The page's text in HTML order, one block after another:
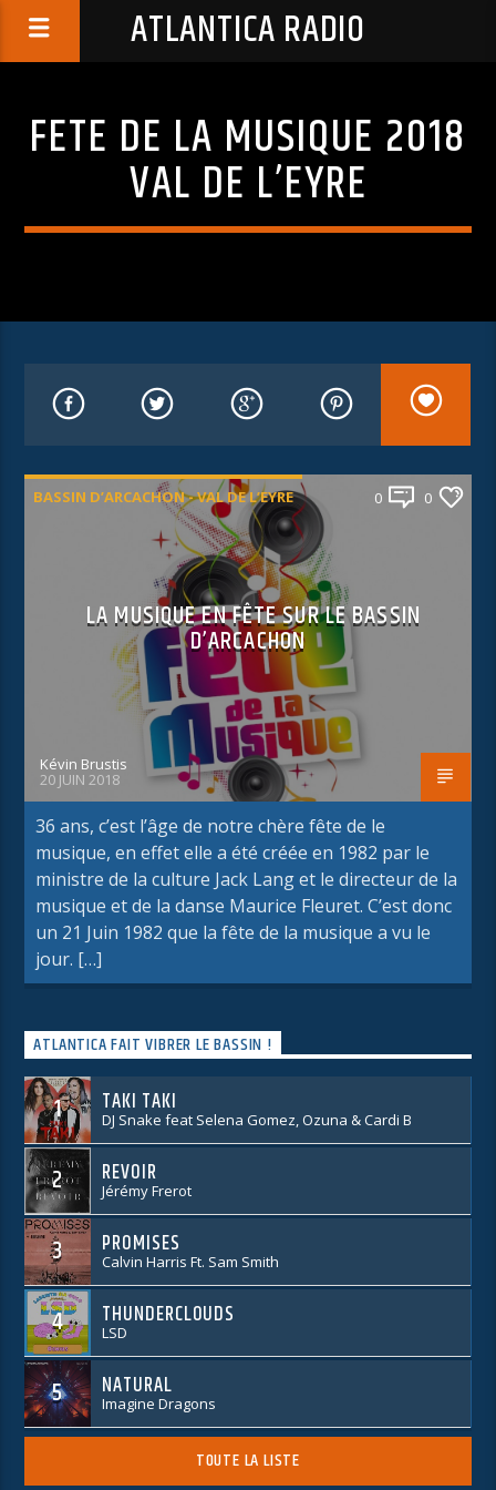
ATLANTICA RADIO
FETE DE LA MUSIQUE 2018
VAL DE L’EYRE
BASSIN D’ARCACHON - VAL DE L’EYRE 0 0
LA MUSIQUE EN FÊTE SUR LE BASSIN
D’ARCACHON
Kévin Brustis
20 JUIN 2018
36 ans, c’est l’âge de notre chère fête de le
musique, en effet elle a été créée en 1982 par le
ministre de la culture Jack Lang et le directeur de la
musique et de la danse Maurice Fleuret. C’est donc
un 21 Juin 1982 que la fête de la musique a vu le
jour. […]
ATLANTICA FAIT VIBRER LE BASSIN !
1 TAKI TAKI
DJ Snake feat Selena Gomez, Ozuna & Cardi B
2 REVOIR
Jérémy Frerot
3 PROMISES
Calvin Harris Ft. Sam Smith
4 THUNDERCLOUDS
LSD
5 NATURAL
Imagine Dragons
TOUTE LA LISTE